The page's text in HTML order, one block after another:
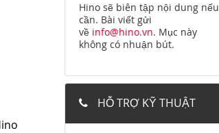
Hino sẽ biên tập nội dung nếu
cần. Bài viết gửi
về info@hino.vn. Mục này
không có nhuận bút.
HỖ TRỢ KỸ THUẬT